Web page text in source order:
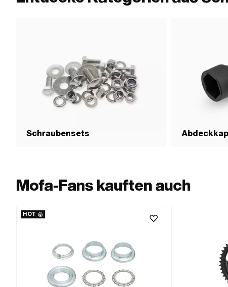
Schraubensets
Mofa-Fans kauften auch
HOT